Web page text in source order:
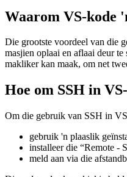
VS-kode is 'n baie gewilde en
Waarom VS-kode
Die grootste voordeel van die
makliker kan maak, om net
Hoe om SSH in
Om die gebruik van SSH in
gebruik 'n plaaslik